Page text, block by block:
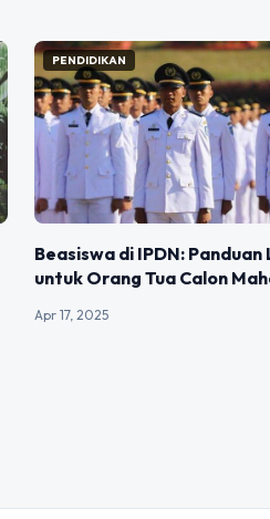
PENDIDIKAN
Beasiswa di IPDN: Panduan
untuk Orang Tua Calon
Apr 17, 2025